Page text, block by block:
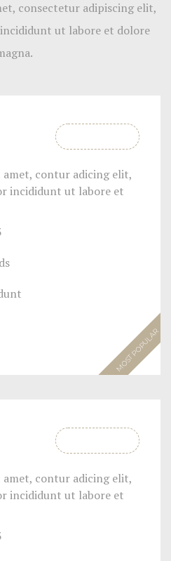
consectetur adipiscing elit,
ut labore et dolore
MOST POPULAR
contur adicing elit,
incididunt ut labore et
contur adicing elit,
incididunt ut labore et